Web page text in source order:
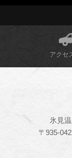
アクセ
氷見
〒935-